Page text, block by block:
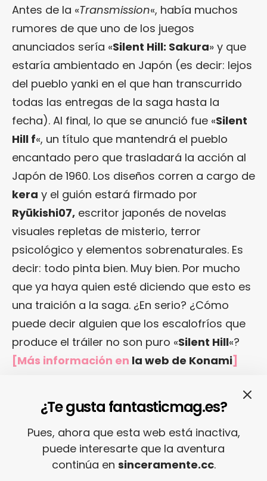
Antes de la «Transmission«, había muchos
rumores de que uno de los juegos
anunciados sería «Silent Hill: Sakura» y que
estaría ambientado en Japón (es decir: lejos
del pueblo yanki en el que han transcurrido
todas las entregas de la saga hasta la
fecha). Al final, lo que se anunció fue «Silent
Hill f«, un título que mantendrá el pueblo
encantado pero que trasladará la acción al
Japón de 1960. Los diseños corren a cargo de
kera y el guión estará firmado por
Ryūkishi07, escritor japonés de novelas
visuales repletas de misterio, terror
psicológico y elementos sobrenaturales. Es
decir: todo pinta bien. Muy bien. Por mucho
que ya haya quien esté diciendo que esto es
una traición a la saga. ¿En serio? ¿Cómo
puede decir alguien que los escalofríos que
produce el tráiler no son puro «Silent Hill«?
[Más información en la web de Konami]
Relacionado
¿Te gusta fantasticmag.es?
Pues, ahora que esta web está inactiva,
puede interesarte que la aventura
continúa en sinceramente.cc.